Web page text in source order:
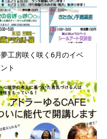
夢工房咲く咲く6月のイベ
ント